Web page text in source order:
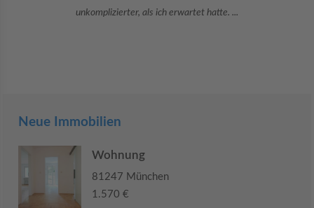
Sie war viele Monate mehr als ...
Neue Immobilien
Wohnung
81247 München
1.570 €